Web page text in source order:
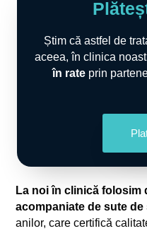
Știm că astfel de
aceea, în clinica
în rateprin
La noi în clinică folosim
acompaniate de sute de
anilor, care certifică